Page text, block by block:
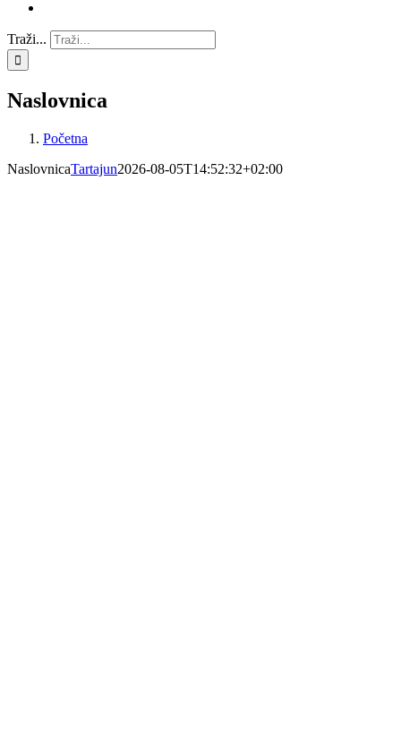
Traži...
Naslovnica
Početna
NaslovnicaTartajun2026-08-05T14:52:32+02:00